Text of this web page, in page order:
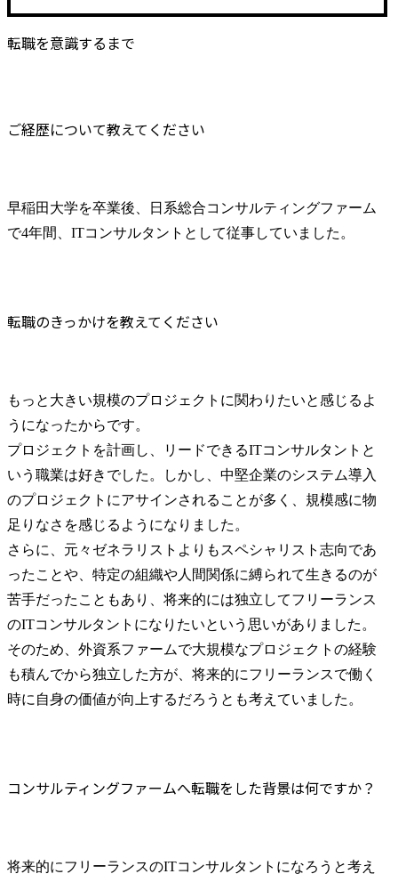
転職を意識するまで
ご経歴について教えてください
早稲田大学を卒業後、日系総合コンサルティングファーム
で4年間、ITコンサルタントとして従事していました。
転職のきっかけを教えてください
もっと大きい規模のプロジェクトに関わりたいと感じるよ
うになったからです。
プロジェクトを計画し、リードできるITコンサルタントと
いう職業は好きでした。しかし、中堅企業のシステム導入
のプロジェクトにアサインされることが多く、規模感に物
足りなさを感じるようになりました。
さらに、元々ゼネラリストよりもスペシャリスト志向であ
ったことや、特定の組織や人間関係に縛られて生きるのが
苦手だったこともあり、将来的には独立してフリーランス
のITコンサルタントになりたいという思いがありました。
そのため、外資系ファームで大規模なプロジェクトの経験
も積んでから独立した方が、将来的にフリーランスで働く
時に自身の価値が向上するだろうとも考えていました。
コンサルティングファームへ転職をした背景は何ですか？
将来的にフリーランスのITコンサルタントになろうと考え